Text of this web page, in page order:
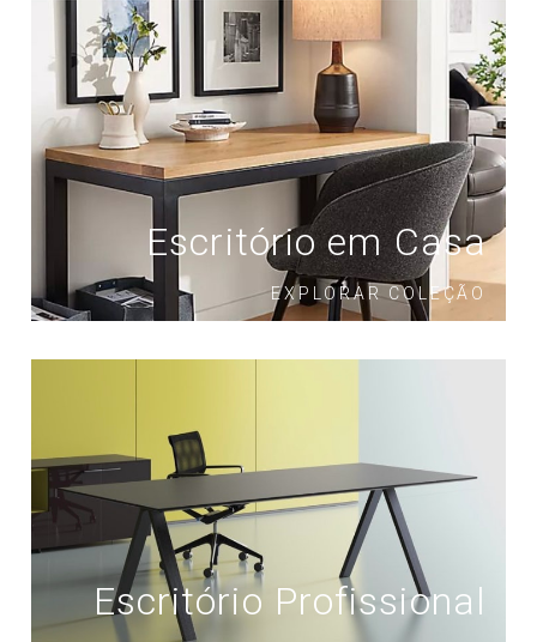
Escritório em Casa
EXPLORAR COLEÇÃO
Escritório Profissional